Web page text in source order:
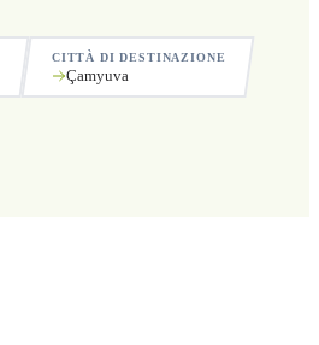
CITTÀ DI DESTINAZIONE
Çamyuva